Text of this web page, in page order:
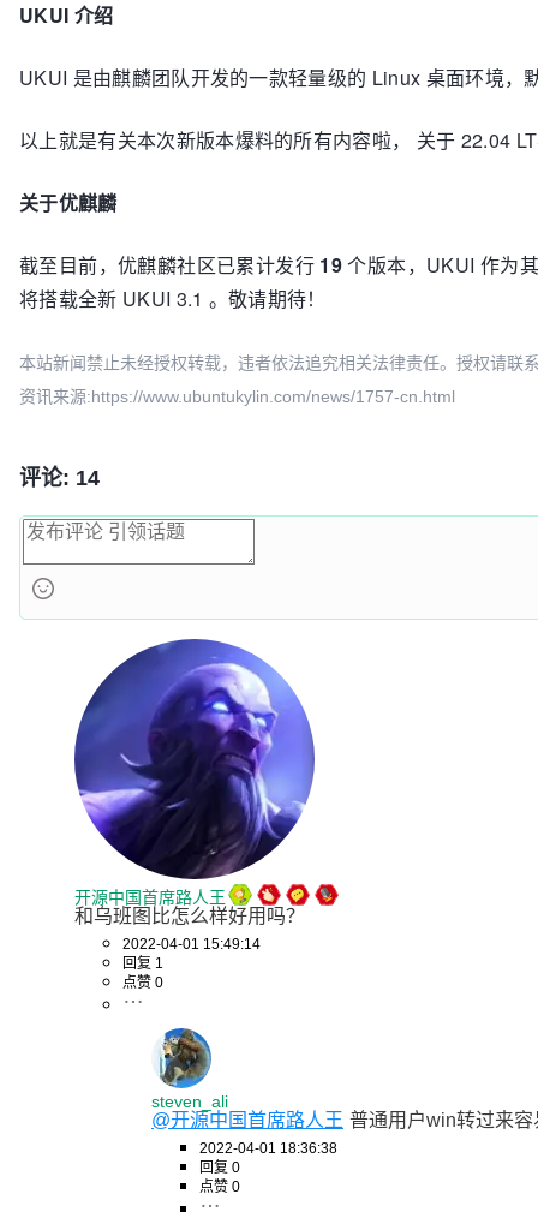
UKUI 介绍
UKUI 是由麒麟团队开发的一款轻量级的 Linux 桌面环境
以上就是有关本次新版本爆料的所有内容啦， 关于 22.04
关于优麒麟
截至目前，优麒麟社区已累计发行 19个版本，UKUI 作为
将搭载全新 UKUI 3.1 。敬请期待！
本站新闻禁止未经授权转载，违者依法追究相关法律责任。授权请联
资讯来源:https://www.ubuntukylin.com/news/1757-cn.html
评论: 14
开源中国首席路人王
和乌班图比怎么样好用吗？
2022-04-01 15:49:14
回复 1
点赞 0
steven_ali
@开源中国首席路人王 普通用户win转过来容
2022-04-01 18:36:38
回复 0
点赞 0